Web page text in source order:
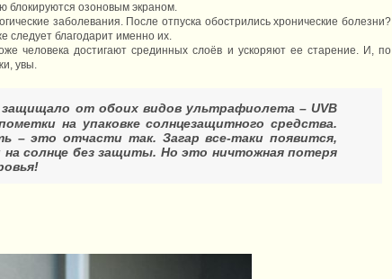
блокируются озоновым экраном.
заболевания. После отпуска обострились хронические болезни?
следует благодарит именно их.
человека достигают срединных слоёв и ускоряют ее старение. И, по
увы.
от обоих видов ультрафиолета – UVB
на упаковке солнцезащитного средства.
– это отчасти так. Загар все-таки появится,
солнце без защиты. Но это ничтожная потеря